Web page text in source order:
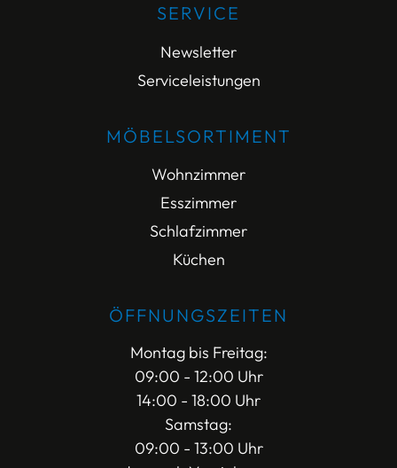
SERVICE
Newsletter
Serviceleistungen
MÖBELSORTIMENT
Wohnzimmer
Esszimmer
Schlafzimmer
Küchen
ÖFFNUNGSZEITEN
Montag bis Freitag:
09:00 - 12:00 Uhr
14:00 - 18:00 Uhr
Samstag:
09:00 - 13:00 Uhr